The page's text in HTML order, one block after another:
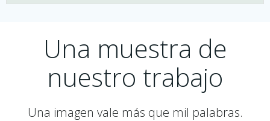
Una muestra de
nuestro trabajo
Una imagen vale más que mil palabras.